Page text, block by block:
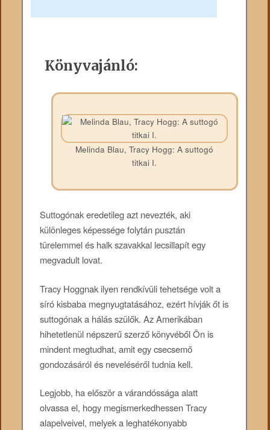
Könyvajánló:
Melinda Blau, Tracy Hogg: A suttogó
titkai I.
Suttogónak eredetileg azt nevezték, aki
különleges képessége folytán pusztán
türelemmel és halk szavakkal lecsillapít egy
megvadult lovat.
Tracy Hoggnak ilyen rendkívüli tehetsége volt a
síró kisbaba megnyugtatásához, ezért hívják őt is
suttogónak a hálás szülők. Az Amerikában
hihetetlenül népszerű szerző könyvéből Ön is
mindent megtudhat, amit egy csecsemő
gondozásáról és neveléséről tudnia kell.
Legjobb, ha először a várandóssága alatt
olvassa el, hogy megismerkedhessen Tracy
alapelveivel, melyek a leghatékonyabb